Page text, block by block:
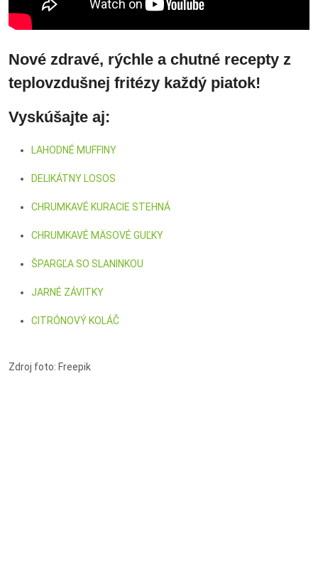
Nové zdravé, rýchle a chutné recepty z
teplovzdušnej fritézy každý piatok!
Vyskúšajte aj:
LAHODNÉ MUFFINY
DELIKÁTNY LOSOS
CHRUMKAVÉ KURACIE STEHNÁ
CHRUMKAVÉ MÄSOVÉ GUĽKY
ŠPARGĽA SO SLANINKOU
JARNÉ ZÁVITKY
CITRÓNOVÝ KOLÁČ
Zdroj foto: Freepik